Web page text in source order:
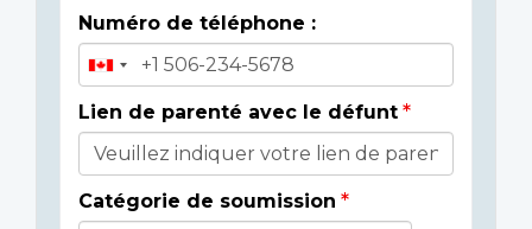
Numéro de téléphone :
Lien de parenté avec le défunt
Catégorie de soumission